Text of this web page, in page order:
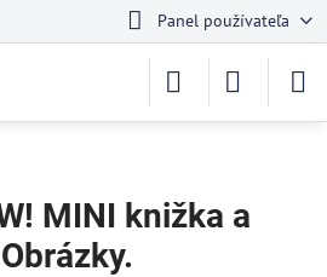
Panel používateľa
MINI knižka a